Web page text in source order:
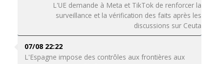
L'UE demande à Meta et TikTok de renforcer la
surveillance et la vérification des faits après les
discussions sur Ceuta
07/08 22:22
L'Espagne impose des contrôles aux frontières aux